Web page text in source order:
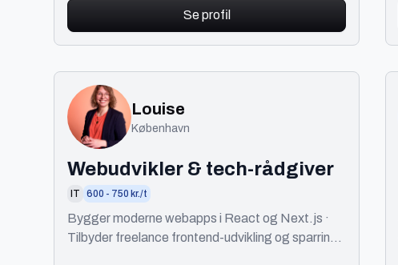
Se profil
Louise
København
Webudvikler & tech-rådgiver
IT 600 - 750 kr./t
Bygger moderne webapps i React og Next.js ·
Tilbyder freelance frontend-udvikling og sparring